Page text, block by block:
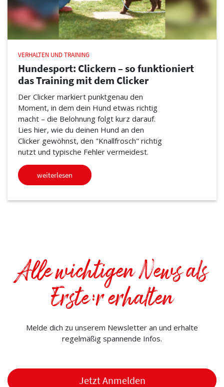
VERHALTEN UND TRAINING
Hundesport: Clickern – so funktioniert
das Training mit dem Clicker
Der Clicker markiert punktgenau den
Moment, in dem dein Hund etwas richtig
macht – die Belohnung folgt kurz darauf.
Lies hier, wie du deinen Hund an den
Clicker gewöhnst, den "Knallfrosch" richtig
nutzt und typische Fehler vermeidest.
weiterlesen
Alle wichtigen News als
Erste:r erhalten
Melde dich zu unserem Newsletter an und erhalte
regelmäßig spannende Infos.
Jetzt Anmelden